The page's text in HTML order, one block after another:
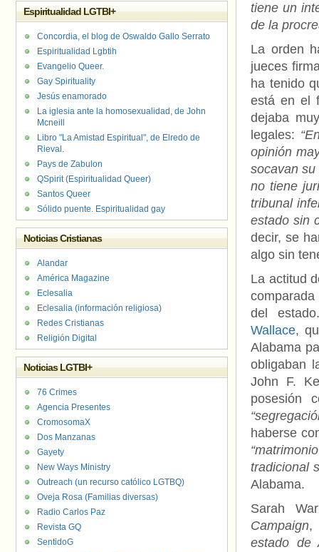
tiene un
de la
La orden
jueces
ha tenido
está en el
dejaba
legales:
opinión
socavan
no tiene
tribunal
estado sin
decir, se
algo sin
La actitud
comparada
del
Wallace,
Alabama
obligaban
John F.
posesión
haberse
tradicional
Alabama.
Sarah
Campaign,
estado de
Espiritualidad LGTBI+
Concordia, el blog de Oswaldo Gallo Serrato
Espiritualidad Lgbtih
Evangelio Queer.
Gay Spirituality
Jesús enamorado
La iglesia ante la homosexualidad, de John
Mcneill
Libro "La Amistad Espiritual", de Elredo de
Rieval.
Pays de Zabulon
QSpirit (Espiritualidad Queer)
Santos Queer
Sólido puente. Espiritualidad gay
Noticias Cristianas
Alandar
América Magazine
Eclesalia
Eclesalia (información religiosa)
Redes Cristianas
Religión Digital
Noticias LGTBI+
76 Crimes
Agencia Presentes
CromosomaX
Dos Manzanas
Gayety
New Ways Ministry
Outreach (un recurso católico LGTBQ)
Oveja Rosa (Familias diversas)
Radio Carlos Paz
Revista GQ
SentidoG